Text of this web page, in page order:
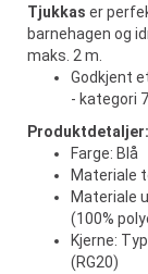
Tjukkas er
barnehagen og
maks. 2 m.
Godkjent
- kategori 7
Produktdetaljer:
Farge: Blå
Materiale
Materiale
(100%
Kjerne:
(RG20)